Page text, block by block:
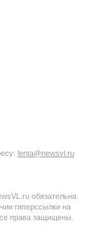
lenta@newsvl.ru
обязательна.
гиперссылки на
права защищены.